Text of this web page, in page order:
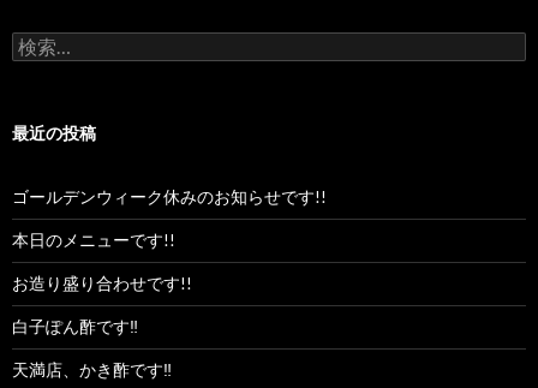
検
索:
最近の投稿
ゴールデンウィーク休みのお知らせです!!
本日のメニューです!!
お造り盛り合わせです!!
白子ぽん酢です‼︎
天満店、かき酢です‼︎